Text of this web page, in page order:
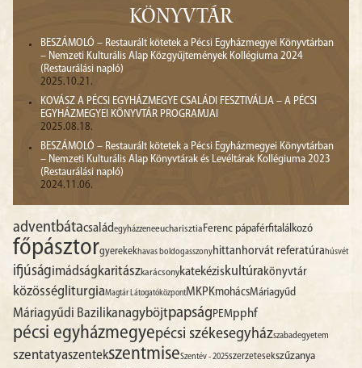
KÖNYVTÁR
BESZÁMOLÓ – Restaurált kötetek a Pécsi Egyházmegyei Könyvtárban
– Nemzeti Kulturális Alap Közgyűjtemények Kollégiuma 2024
(Restaurálási napló)
2025.10.21.
KOVÁSZ A PÉCSI EGYHÁZMEGYE CSALÁDI FESZTIVÁLJA – A PÉCSI
EGYHÁZMEGYEI KÖNYVTÁR PROGRAMJAI
2025.08.18.
BESZÁMOLÓ – Restaurált kötetek a Pécsi Egyházmegyei Könyvtárban
– Nemzeti Kulturális Alap Könyvtárak és Levéltárak Kollégiuma 2023
(Restaurálási napló)
2024.11.06.
adventbátacsaládegyházzeneeucharisztiaFerenc pápaférfitalálkozó
főpásztorgyerekekhavas boldogasszonyhittanhorvát referatúrahúsvét
ifjúságimádságkaritászkarácsonykatekéziskultúrakönyvtár
közösségliturgiaMagtár LátogatóközpontMKPKmohácsMáriagyűd
Máriagyűdi BazilikanagyböjtpapságPEMpphf
pécsi egyházmegyepécsi székesegyházszabadegyetem
szentatyaszentekszentmiseSzentév - 2025szerzetesekszűzanya